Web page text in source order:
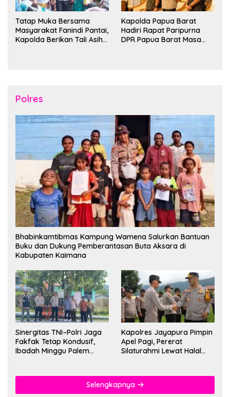
Tatap Muka Bersama
Masyarakat Fanindi Pantai,
Kapolda Berikan Tali Asih
Kapolda Papua Barat
Hadiri Rapat Paripurna
DPR Papua Barat Masa
Polres
Bhabinkamtibmas Kampung Wamena Salurkan Bantuan
Buku dan Dukung Pemberantasan Buta Aksara di
Kabupaten Kaimana
Sinergitas TNI–Polri Jaga
Fakfak Tetap Kondusif,
Ibadah Minggu Palem
Kapolres Jayapura Pimpin
Apel Pagi, Pererat
Silaturahmi Lewat Halal
Selengkapnya